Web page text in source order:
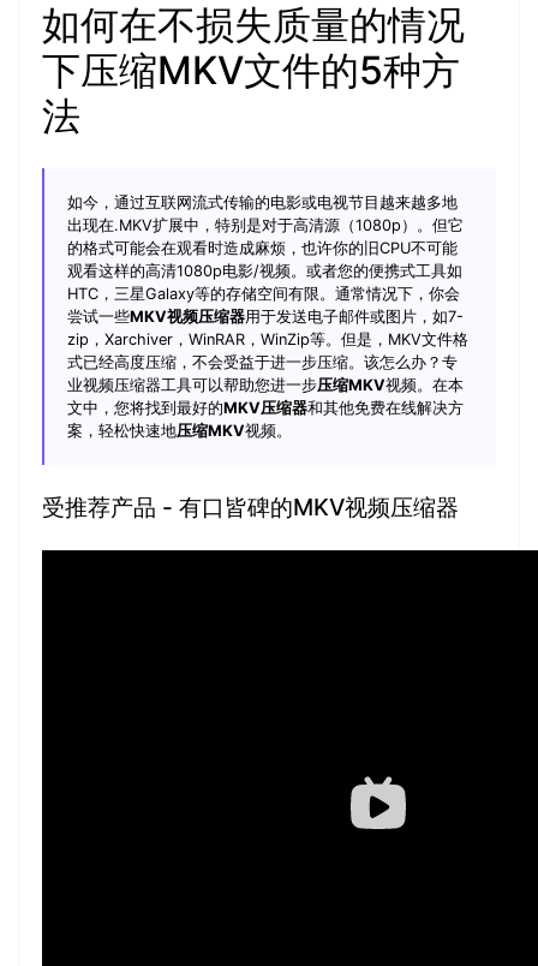
如何在不损失质量的情况
下压缩MKV文件的5种方
法
如今，通过互联网流式传输的电影或电视节目越来越多地
出现在.MKV扩展中，特别是对于高清源（1080p）。但它
的格式可能会在观看时造成麻烦，也许你的旧CPU不可能
观看这样的高清1080p电影/视频。或者您的便携式工具如
HTC，三星Galaxy等的存储空间有限。通常情况下，你会
尝试一些MKV视频压缩器用于发送电子邮件或图片，如7-
zip，Xarchiver，WinRAR，WinZip等。但是，MKV文件格
式已经高度压缩，不会受益于进一步压缩。该怎么办？专
业视频压缩器工具可以帮助您进一步压缩MKV视频。在本
文中，您将找到最好的MKV压缩器和其他免费在线解决方
案，轻松快速地压缩MKV视频。
受推荐产品 - 有口皆碑的MKV视频压缩器